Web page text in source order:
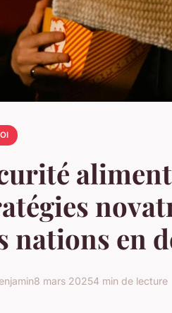
nations en
8 mars 20254 min de lecture